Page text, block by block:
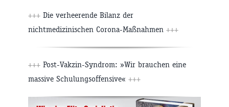
+++ Die verheerende Bilanz der
nichtmedizinischen Corona-Maßnahmen +++
+++ Post-Vakzin-Syndrom: »Wir brauchen eine
massive Schulungsoffensive« +++